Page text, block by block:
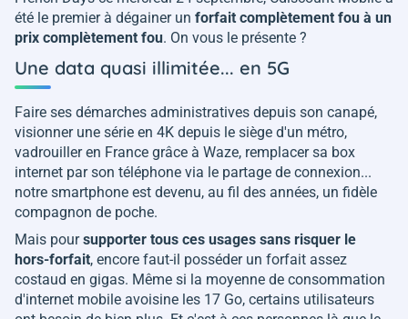
été le premier à dégainer un forfait complètement fou à un
prix complètement fou. On vous le présente ?
Une data quasi illimitée... en 5G
Faire ses démarches administratives depuis son canapé,
visionner une série en 4K depuis le siège d'un métro,
vadrouiller en France grâce à Waze, remplacer sa box
internet par son téléphone via le partage de connexion...
notre smartphone est devenu, au fil des années, un fidèle
compagnon de poche.
Mais poursupporter tous ces usages sans risquer le
hors-forfait, encore faut-il posséder un forfait assez
costaud en gigas. Même si la moyenne de consommation
d'internet mobile avoisine les 17 Go, certains utilisateurs